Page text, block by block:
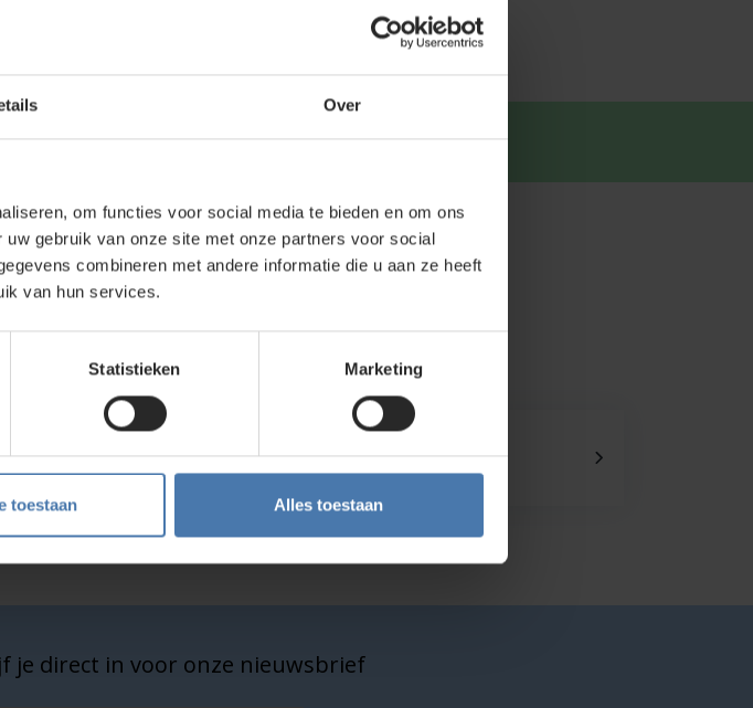
Over
om functies voor social media te bieden en om ons
gebruik van onze site met onze partners voor social
combineren met andere informatie die u aan ze heeft
van hun services.
Statistieken Marketing
toestaan Alles toestaan
je vragen graag viaWhatsapp.
in de
afdeling Kom je langs?
je direct in voor onze nieuwsbrief